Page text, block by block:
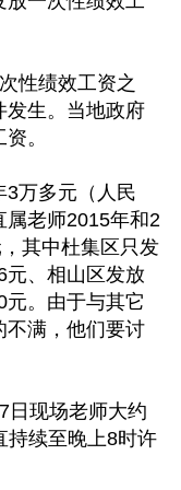
性绩效工资之
发生。当地政府
。
3万多元（人民
属老师2015年和2
其中杜集区只发
元、相山区发放
。由于与其它
不满，他们要讨
日现场老师大约
持续至晚上8时许